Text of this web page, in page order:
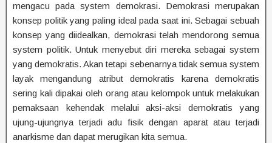
mengacu pada system demokrasi. Demokrasi merupakan
konsep politik yang paling ideal pada saat ini. Sebagai sebuah
konsep yang diidealkan, demokrasi telah mendorong semua
system politik. Untuk menyebut diri mereka sebagai system
yang demokratis. Akan tetapi sebenarnya tidak semua system
layak mengandung atribut demokratis karena demokratis
sering kali dipakai oleh orang atau kelompok untuk melakukan
pemaksaan kehendak melalui aksi-aksi demokratis yang
ujung-ujungnya terjadi adu fisik dengan aparat atau terjadi
anarkisme dan dapat merugikan kita semua.